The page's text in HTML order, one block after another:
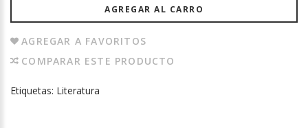
AGREGAR AL CARRO
AGREGAR A FAVORITOS
COMPARAR ESTE PRODUCTO
Etiquetas: Literatura